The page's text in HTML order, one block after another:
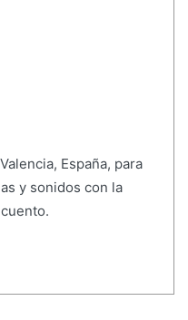
España, para
y sonidos con la